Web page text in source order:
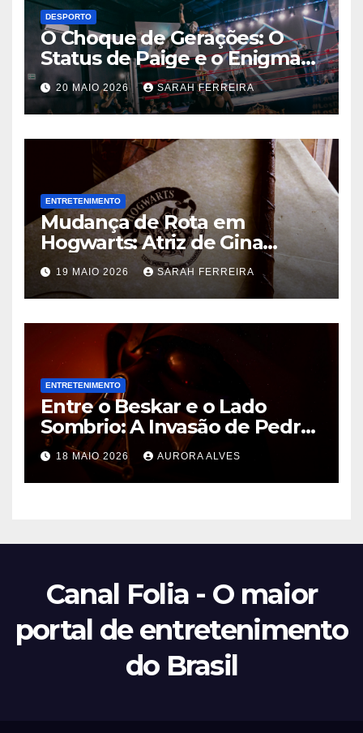
DESPORTO
O Choque de Gerações: O
Status de Paige e o Enigma
Chris Jericho na WWE
20 MAIO 2026 SARAH FERREIRA
ENTRETENIMENTO
Mudança de Rota em
Hogwarts: Atriz de Gina
Weasley Deixa a Nova Série
da HBO Após a Primeira
Temporada
19 MAIO 2026 SARAH FERREIRA
ENTRETENIMENTO
Entre o Beskar e o Lado
Sombrio: A Invasão de Pedro
Pascal na Disney e o Futuro
de Hayden Christensen em
Star Wars
18 MAIO 2026 AURORA ALVES
Canal Folia - O maior
portal de entretenimento
do Brasil